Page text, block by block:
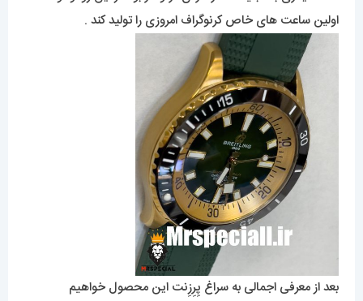
اولین ساعت های خاص کرنوگراف امروزی را تولید کند .
بعد از معرفی اجمالی به سراغ پِرِزِنت این محصول خواهیم